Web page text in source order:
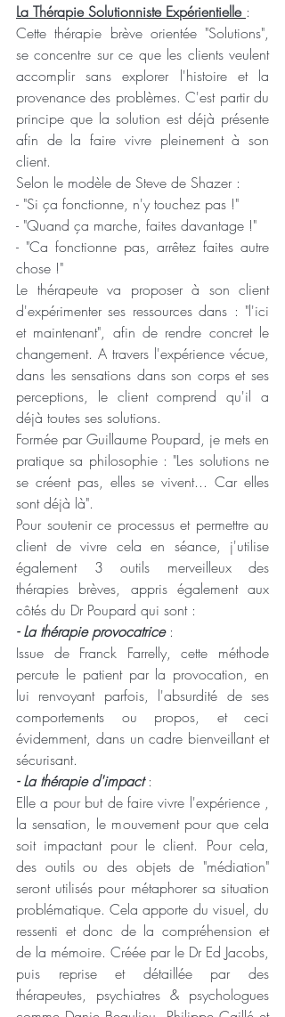
La Thérapie Solutionniste Expérientielle :
Cette thérapie brève orientée "Solutions",
se concentre sur ce que les clients veulent
accomplir sans explorer l'histoire et la
provenance des problèmes. C'est partir du
principe que la solution est déjà présente
afin de la faire vivre pleinement à son
client.
Selon le modèle de Steve de Shazer :
- "Si ça fonctionne, n'y touchez pas !"
- "Quand ça marche, faites davantage !"
- "Ca fonctionne pas, arrêtez faites autre
chose !"
Le thérapeute va proposer à son client
d'expérimenter ses ressources dans : "l'ici
et maintenant", afin de rendre concret le
changement. A travers l'expérience vécue,
dans les sensations dans son corps et ses
perceptions, le client comprend qu'il a
déjà toutes ses solutions.
Formée par Guillaume Poupard, je mets en
pratique sa philosophie : "Les solutions ne
se créent pas, elles se vivent... Car elles
sont déjà là".
Pour soutenir ce processus et permettre au
client de vivre cela en séance, j'utilise
également 3 outils merveilleux des
thérapies brèves, appris également aux
côtés du Dr Poupard qui sont :
- La thérapie provocatrice :
Issue de Franck Farrelly, cette méthode
percute le patient par la provocation, en
lui renvoyant parfois, l'absurdité de ses
comportements ou propos, et ceci
évidemment, dans un cadre bienveillant et
sécurisant.
- La thérapie d'impact :
Elle a pour but de faire vivre l'expérience ,
la sensation, le mouvement pour que cela
soit impactant pour le client. Pour cela,
des outils ou des objets de "médiation"
seront utilisés pour métaphorer sa situation
problématique. Cela apporte du visuel, du
ressenti et donc de la compréhension et
de la mémoire. Créée par le Dr Ed Jacobs,
puis reprise et détaillée par des
thérapeutes, psychiatres & psychologues